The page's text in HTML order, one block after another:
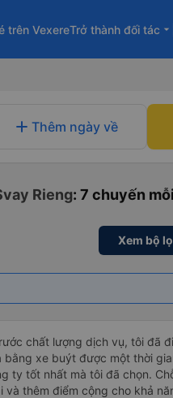
trên VexereTrở thành đối tác arrow_drop_down
add Thêm ngày về
Rieng: 7 chuyến
Xem bộ
chất lượng dịch vụ, tôi đã
bằng xe buýt được một thời
ty tốt nhất mà tôi đã chọn.
và thêm điểm cộng cho khả